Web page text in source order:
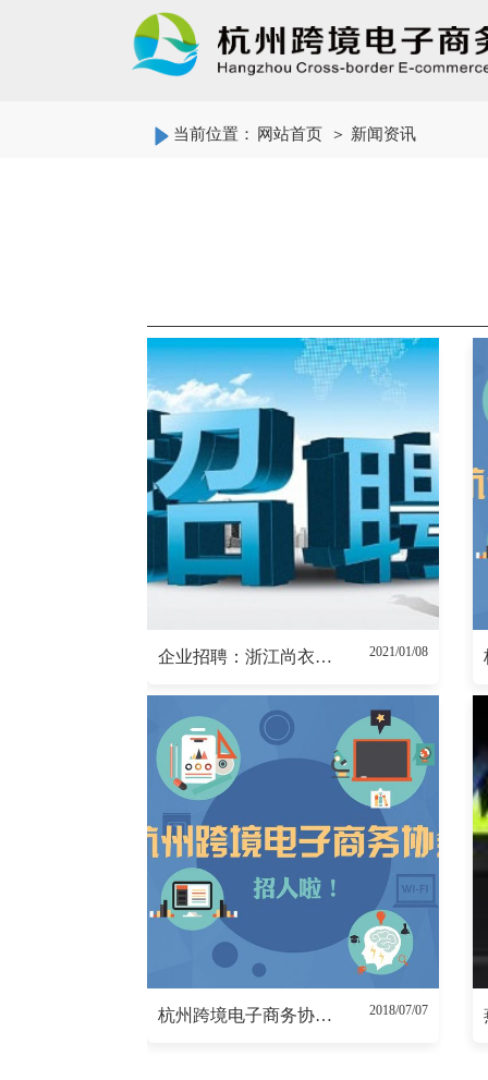
当前位置： 网站首页 ＞ 新闻资讯
企业招聘：浙江尚衣会科技有限公司 2021/01/08
杭州跨境电子商务协会招人啦！ 2018/07/07